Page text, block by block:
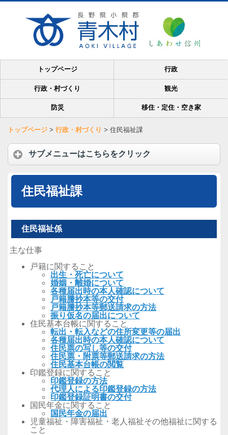
トップページ 行政
行政・村づくり 観光
防災 移住・定住・空き家
トップページ > 行政・村づくり > 住民福祉課
サブメニューはこちらをクリック
住民福祉課
住民福祉係
主な仕事
戸籍に関すること
出生・死亡について
婚姻・離婚について
各種届出時の本人確認について
戸籍謄抄本等の交付
戸籍謄抄本等郵送請求の方法
振り仮名の届出について
住民基本台帳に関すること
転出・転入などの住所変更等の届出
各種届出時の本人確認について
住民票の写し等の交付
住民票・附票等郵送請求の方法
住民基本台帳の閲覧
印鑑登録に関すること
印鑑登録の方法
代理人による印鑑登録の方法
印鑑登録証明書の交付
国民年金に関すること
国民年金の届出
児童福祉・障害福祉・老人福祉その他福祉に関する
こと